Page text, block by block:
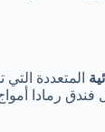
المتعددة
رمادا